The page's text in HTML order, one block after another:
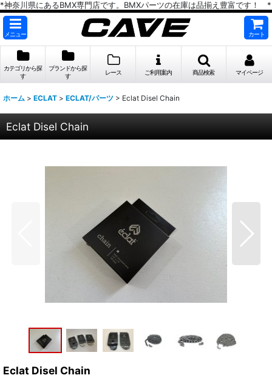
*神奈川県にあるBMX専門店です。BMXパーツの在庫は品揃え豊富です！ *
メニュー カート
カテゴリから探
す
ブランドから探
す
レース ご利用案内 商品検索 マイページ
ホーム > ECLAT > ECLAT/パーツ > Eclat Disel Chain
Eclat Disel Chain
Eclat Disel Chain